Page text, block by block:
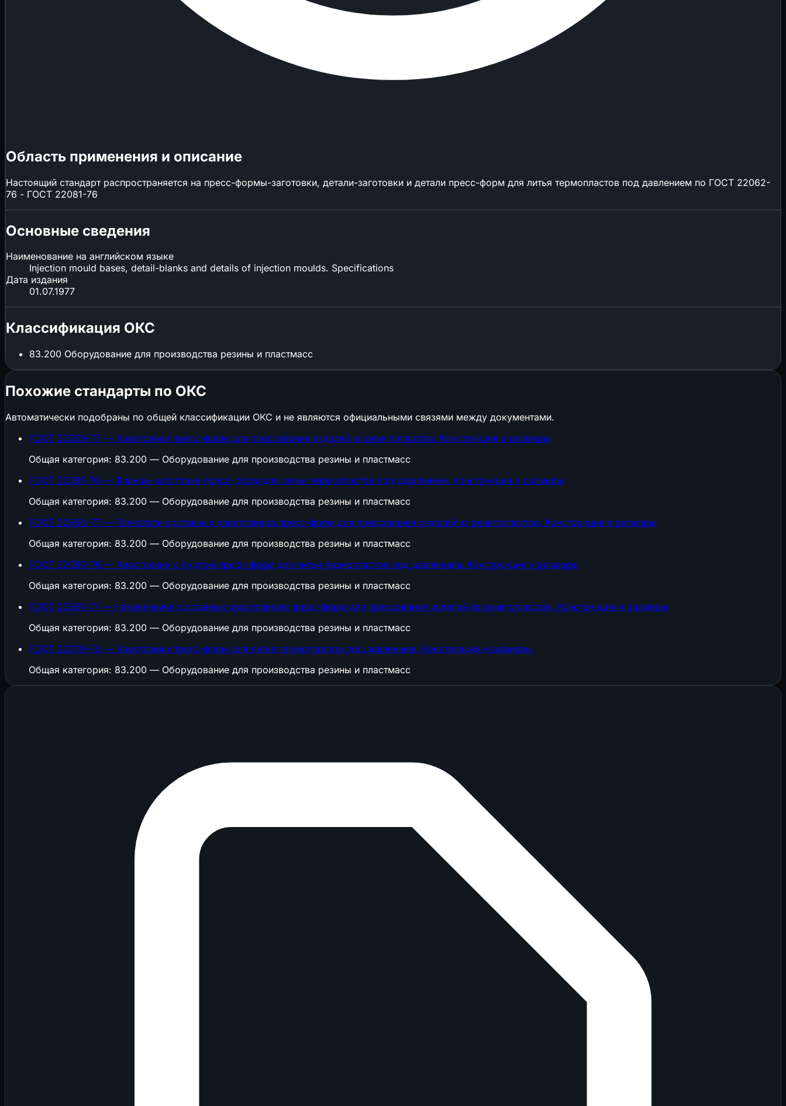
Область применения и описание
Настоящий стандарт распространяется на пресс-формы-заготовки, детали-заготовки и детали пресс-форм для литья термопластов под давлением по ГОСТ 22062-
76 - ГОСТ 22081-76
Основные сведения
Наименование на английском языке
Injection mould bases, detail-blanks and details of injection moulds. Specifications
Дата издания
01.07.1977
Классификация ОКС
83.200 Оборудование для производства резины и пластмасс
Похожие стандарты по ОКС
Автоматически подобраны по общей классификации ОКС и не являются официальными связями между документами.
ГОСТ 22559-77 — Хвостовики пресс-форм для прессования изделий из реактопластов. Конструкция и размеры
Общая категория: 83.200 — Оборудование для производства резины и пластмасс
ГОСТ 22081-76 — Фланцы-заготовки пресс-форм для литья термопластов под давлением. Конструкция и размеры
Общая категория: 83.200 — Оборудование для производства резины и пластмасс
ГОСТ 22560-77 — Толкатели составных хвостовиков пресс-форм для прессования изделий из реактопластов. Конструкция и размеры
Общая категория: 83.200 — Оборудование для производства резины и пластмасс
ГОСТ 22080-76 — Хвостовики с буртом пресс-форм для литья термопластов под давлением. Конструкция и размеры
Общая категория: 83.200 — Оборудование для производства резины и пластмасс
ГОСТ 22561-77 — Наконечники составных хвостовиков пресс-форм для прессования изделий из реактопластов. Конструкция и размеры
Общая категория: 83.200 — Оборудование для производства резины и пластмасс
ГОСТ 22079-76 — Хвостовики пресс-форм для литья термопластов под давлением. Конструкция и размеры
Общая категория: 83.200 — Оборудование для производства резины и пластмасс